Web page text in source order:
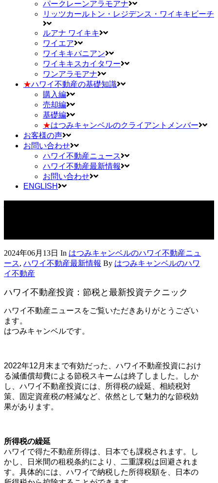
パークレーンアラモアナ
リッツカールトン・レジデンス・ワイキキビーチ
ルアナ ワイキキ
ワイエア
ワイキキバニアン
ワイキキスカイタワー
ワンアラモアナ
★ハワイ不動産の基礎知識
購入編
売却編
基礎編
★はつみキャンベルのクライアントメンバー
お客様の声
お問い合わせ
ハワイ不動産ニュース
ハワイ不動産最新情報
お問い合わせ
ENGLISH
2024年06月13日 In はつみキャンベルのハワイ不動産ニュ
ース, ハワイ不動産最新情報 By はつみキャンベルのハワ
イ不動産
ハワイ不動産投資：節税と最新投資テクニック
ハワイ不動産ニュースをご覧いただきありがとうござい
ます。
はつみキャンベルです。
2022年12月末まで有効だった、ハワイ不動産投資におけ
る減価償却費による節税スキームは終了しました。しか
し、ハワイ不動産投資には、所得税の繰延、相続税対
策、固定資産税の軽減など、依然として魅力的な節税効
果があります。
所得税の繰延
ハワイで得た不動産所得は、日本でも課税されます。し
かし、日米間の租税条約により、二重課税は回避されま
す。具体的には、ハワイで納税した所得税額を、日本の